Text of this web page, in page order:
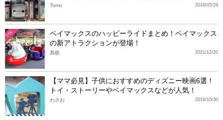
2018/05/29
Tomo
TDL
ベイマックスのハッピーライドまとめ！ベイマックス
の新アトラクションが登場！
2021/12/20
真岐
【ママ必見】子供におすすめのディズニー映画6選！
トイ・ストーリーやベイマックスなどが人気！
2019/10/30
わさお